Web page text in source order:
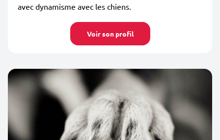
avec dynamisme avec les chiens.
Voir son profil